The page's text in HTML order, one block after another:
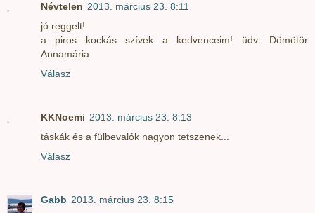
Névtelen 2013. március 23. 8:11
jó reggelt!
a piros kockás szívek a kedvenceim! üdv: Dömötör
Annamária
Válasz
KKNoemi 2013. március 23. 8:13
táskák és a fülbevalók nagyon tetszenek...
Válasz
Gabb 2013. március 23. 8:15